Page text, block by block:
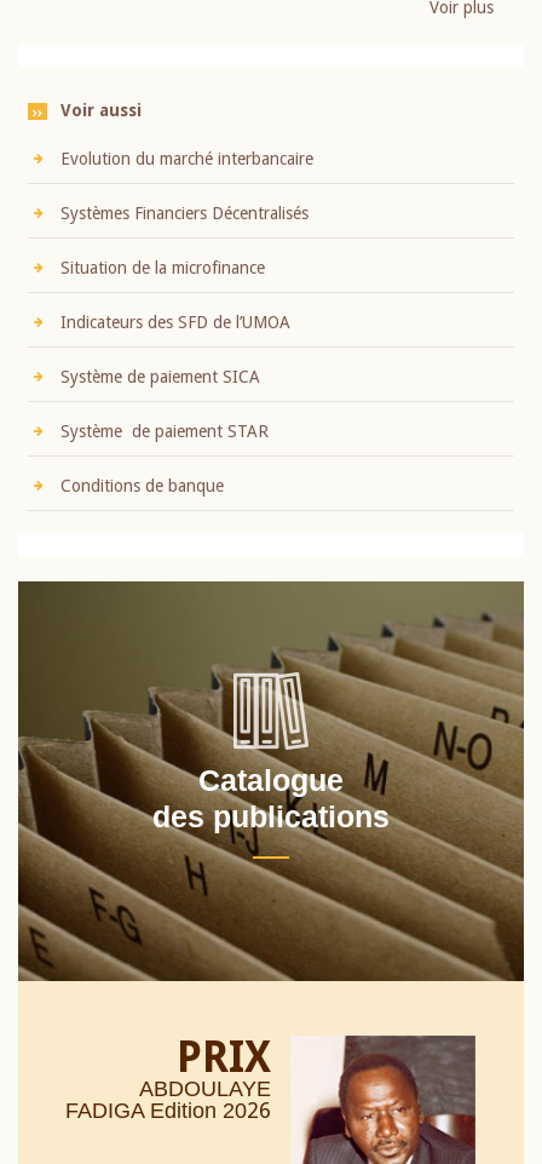
Voir plus
Voir aussi
Evolution du marché interbancaire
Systèmes Financiers Décentralisés
Situation de la microfinance
Indicateurs des SFD de l’UMOA
Système de paiement SICA
Système de paiement STAR
Conditions de banque
Catalogue
des publications
PRIX
ABDOULAYE
FADIGA Edition 2026